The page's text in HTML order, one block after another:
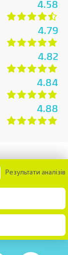
4.58
4.79
4.82
4.84
4.88
Результати аналізів